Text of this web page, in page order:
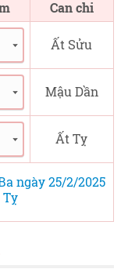
Can chi
Ất Sửu
Mậu Dần
Ất Tỵ
ngày 25/2/2025
Tỵ